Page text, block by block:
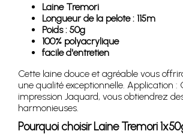
Laine Tremori
Longueur de la pelote : 115m
Poids : 50g
100% polyacrylique
facile d'entretien
Cette laine douce et agréable vous
une qualité exceptionnelle. Application :
impression Jaquard, vous obtiendrez
harmonieuses.
Pourquoi choisir Laine Tremori